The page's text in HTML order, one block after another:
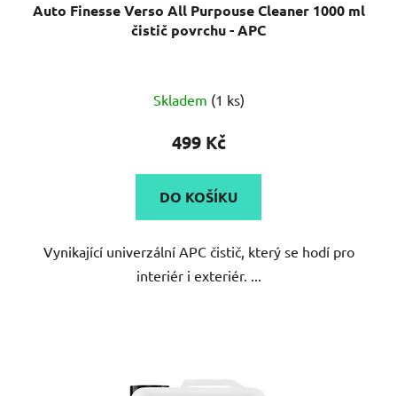
Auto Finesse Verso All Purpouse Cleaner 1000 ml
čistič povrchu - APC
hodnocení
produktu
5,0
z
hvězdiček.
Skladem (1 ks)
499 Kč
DO KOŠÍKU
Vynikající univerzální APC čistič, který se hodí pro
interiér i exteriér. ...